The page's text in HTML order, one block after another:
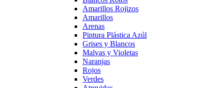
Amarillos Rojizos
Amarillos
Arenas
Pintura Plástica Azúl
Grises y Blancos
Malvas y Violetas
Naranjas
Rojos
Verdes